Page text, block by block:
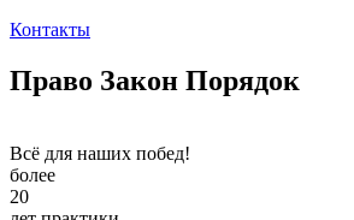
Контакты
Право Закон Порядок
Всё для наших побед!
более
20